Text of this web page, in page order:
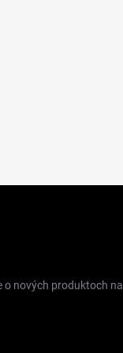
o nových produktoch na